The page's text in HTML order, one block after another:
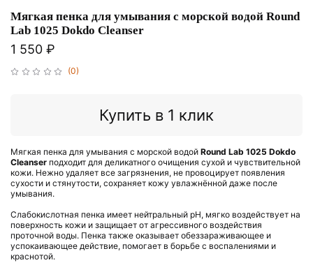
(0)
Мягкая пенка для умывания с морской водой Round
Lab 1025 Dokdo Cleanser
1 550 ₽
Купить в 1 клик
Мягкая пенка для умывания с морской водой Round Lab 1025 Dokdo
Cleanser подходит для деликатного очищения сухой и чувствительной
кожи. Нежно удаляет все загрязнения, не провоцирует появления
сухости и стянутости, сохраняет кожу увлажнённой даже после
умывания.
Слабокислотная пенка имеет нейтральный рН, мягко воздействует на
поверхность кожи и защищает от агрессивного воздействия
проточной воды. Пенка также оказывает обеззараживающее и
успокаивающее действие, помогает в борьбе с воспалениями и
краснотой.